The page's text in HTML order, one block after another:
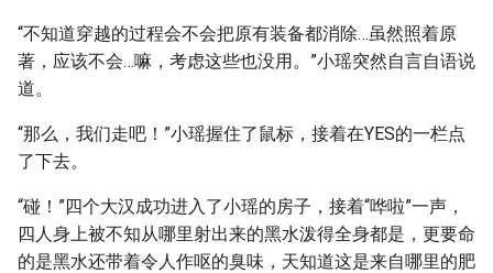
“不知道穿越的过程会不会把原有装备都消除…虽然照着原
著，应该不会…嘛，考虑这些也没用。”小瑶突然自言自语说
道。
“那么，我们走吧！”小瑶握住了鼠标，接着在YES的一栏点
了下去。
“碰！”四个大汉成功进入了小瑶的房子，接着“哗啦”一声，
四人身上被不知从哪里射出来的黑水泼得全身都是，更要命
的是黑水还带着令人作呕的臭味，天知道这是来自哪里的肥